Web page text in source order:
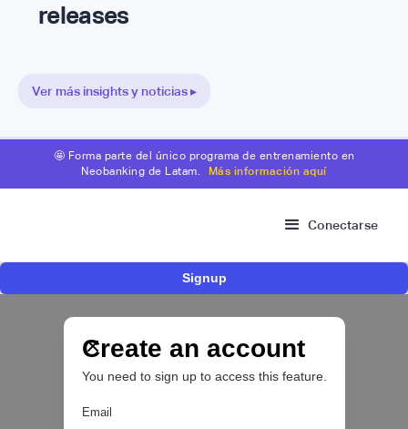
releases
Ver más insights y noticias ▸
🤩 Forma parte del único programa de entrenamiento en
Neobanking de Latam.
Más información aquí
Conectarse
Signup
Create an account
You need to sign up to access this feature.
Email
IA para automatizar la gestión de tesorería de
las PYMEs
BFM 👔
July 28